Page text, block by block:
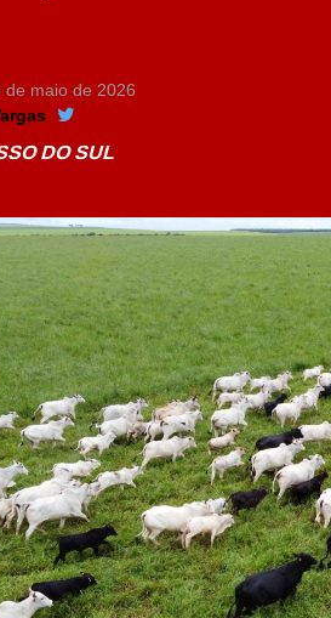
de maio de 2026
DO SUL